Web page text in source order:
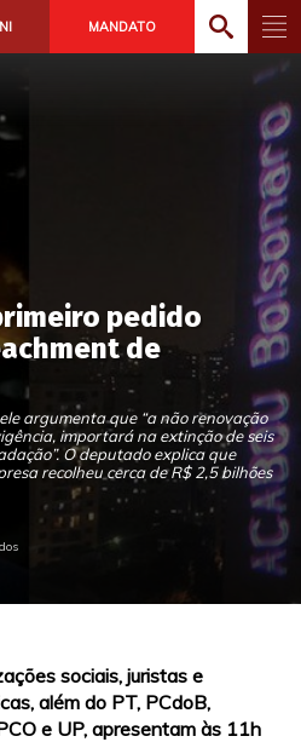
MANDATO
pedido
de
argumenta que “a não renovação
importará na extinção de seis
O deputado explica que
recolheu cerca de R$ 2,5 bilhões
sociais, juristas e
além do PT, PCdoB,
e UP, apresentam às 11h